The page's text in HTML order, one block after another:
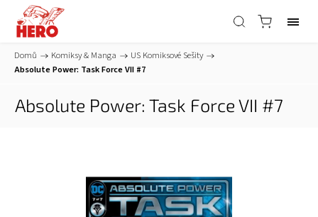
Domů / Komiksy & Manga / US Komiksové Sešity /
Absolute Power: Task Force VII #7
Absolute Power: Task Force VII #7